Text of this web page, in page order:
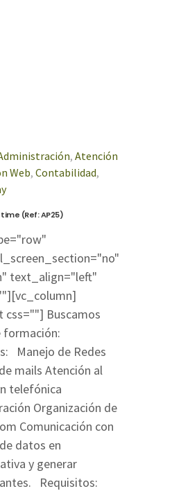
, Atención
Web, Contabilidad,
(Ref: AP25)
text_align="left"
Buscamos
Manejo de Redes
mails Atención al
telefónica
Organización de
Comunicación con
datos en
y generar
Requisitos: